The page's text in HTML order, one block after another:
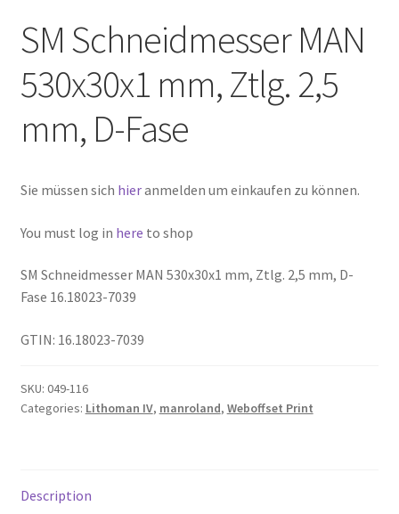
SM Schneidmesser MAN
530x30x1 mm, Ztlg. 2,5
mm, D-Fase
Sie müssen sich hieranmelden um einkaufen zu können.
You must log in here to shop
SM Schneidmesser MAN 530x30x1 mm, Ztlg. 2,5 mm, D-
Fase 16.18023-7039
GTIN: 16.18023-7039
SKU: 049-116
Categories: Lithoman IV, manroland, Weboffset Print
Description